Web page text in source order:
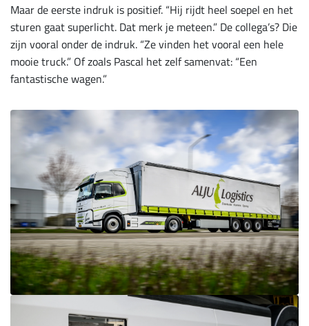
Maar de eerste indruk is positief. “Hij rijdt heel soepel en het
sturen gaat superlicht. Dat merk je meteen.” De collega’s? Die
zijn vooral onder de indruk. “Ze vinden het vooral een hele
mooie truck.” Of zoals Pascal het zelf samenvat: “Een
fantastische wagen.”